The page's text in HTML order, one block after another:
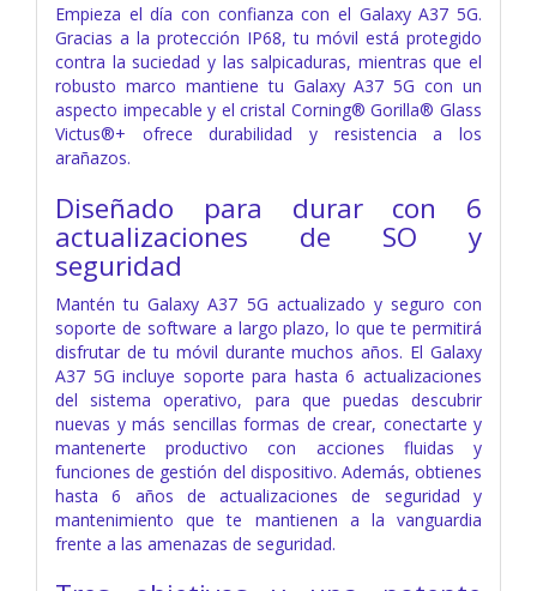
Empieza el día con confianza con el Galaxy A37 5G.
Gracias a la protección IP68, tu móvil está protegido
contra la suciedad y las salpicaduras, mientras que el
robusto marco mantiene tu Galaxy A37 5G con un
aspecto impecable y el cristal Corning® Gorilla® Glass
Victus®+ ofrece durabilidad y resistencia a los
arañazos.
Diseñado para durar con 6
actualizaciones de SO y
seguridad
Mantén tu Galaxy A37 5G actualizado y seguro con
soporte de software a largo plazo, lo que te permitirá
disfrutar de tu móvil durante muchos años. El Galaxy
A37 5G incluye soporte para hasta 6 actualizaciones
del sistema operativo, para que puedas descubrir
nuevas y más sencillas formas de crear, conectarte y
mantenerte productivo con acciones fluidas y
funciones de gestión del dispositivo. Además, obtienes
hasta 6 años de actualizaciones de seguridad y
mantenimiento que te mantienen a la vanguardia
frente a las amenazas de seguridad.